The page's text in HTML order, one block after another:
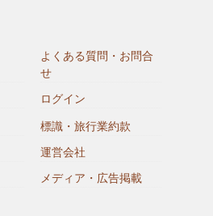
よくある質問・お問合
せ
ログイン
標識・旅行業約款
運営会社
メディア・広告掲載